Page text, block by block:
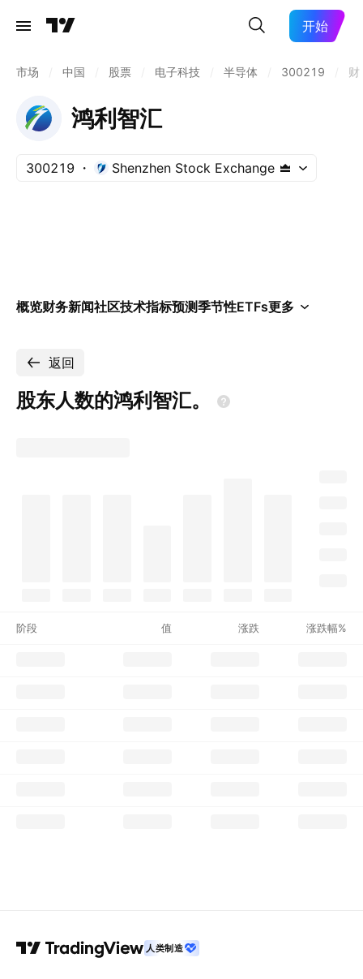
开始
市场 中国 股票 电子科技 半导体 300219 财
鸿利智汇
300219 Shenzhen Stock Exchange
概览财务新闻社区技术指标预测季节性ETFs更多
返回
股东人数的鸿利智汇。
阶段 值 涨跌 涨跌幅%
人类制造